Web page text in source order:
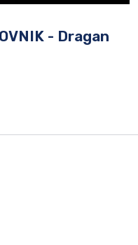
- Dragan